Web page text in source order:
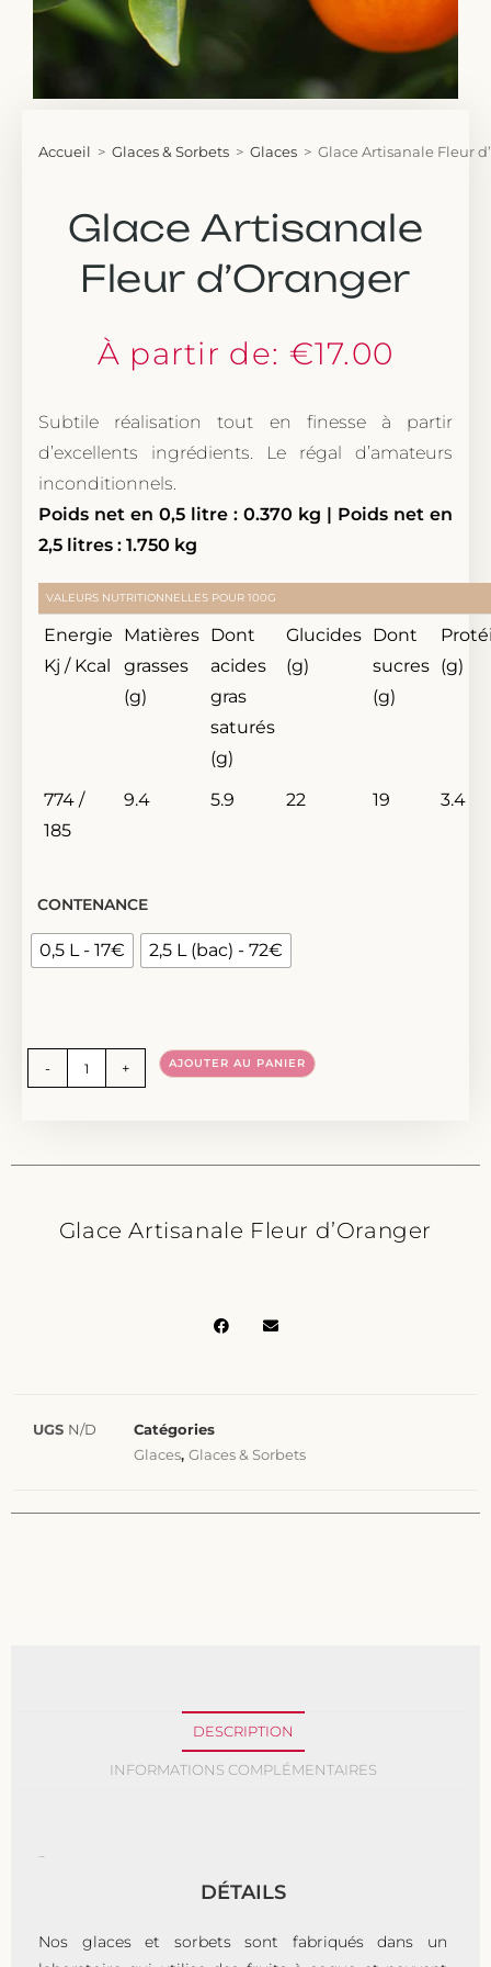
Accueil > Glaces & Sorbets > Glaces > Glace Artisanale Fleur
Glace Artisanale
Fleur d’Oranger
À partir de: €17.00
Subtile réalisation tout en finesse à partir
d’excellents ingrédients. Le régal d’amateurs
inconditionnels.
Poids net en 0,5 litre : 0.370 kg | Poids net en
2,5 litres : 1.750 kg
VALEURS NUTRITIONNELLES POUR 100G
Energie
Kj / Kcal
Matières
grasses
(g)
Dont
acides
gras
saturés
(g)
Glucides
(g)
Dont
sucres
(g)
(g)
774 /
185
9.4 5.9 22 19 3.4
CONTENANCE
0,5 L - 17€ 2,5 L (bac) - 72€
- + AJOUTER AU PANIER
Glace Artisanale Fleur d’Oranger
UGS N/D
Catégories
Glaces, Glaces & Sorbets
DESCRIPTION
INFORMATIONS COMPLÉMENTAIRES
DÉTAILS
Nos glaces et sorbets sont fabriqués dans un